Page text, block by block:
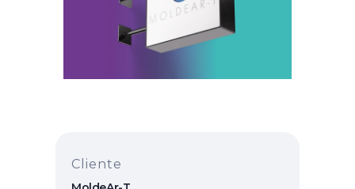
Cliente